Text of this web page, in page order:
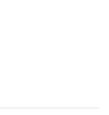
valuutan
tarvitset lisäapua,
PayID-nostoja,